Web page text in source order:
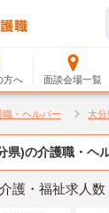
方へ 面談会場一覧
職・ヘルパー 大分
県)の介護職・ヘ
護・福祉求人数